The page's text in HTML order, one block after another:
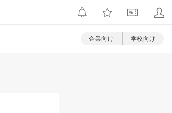
企業向け 学校向け